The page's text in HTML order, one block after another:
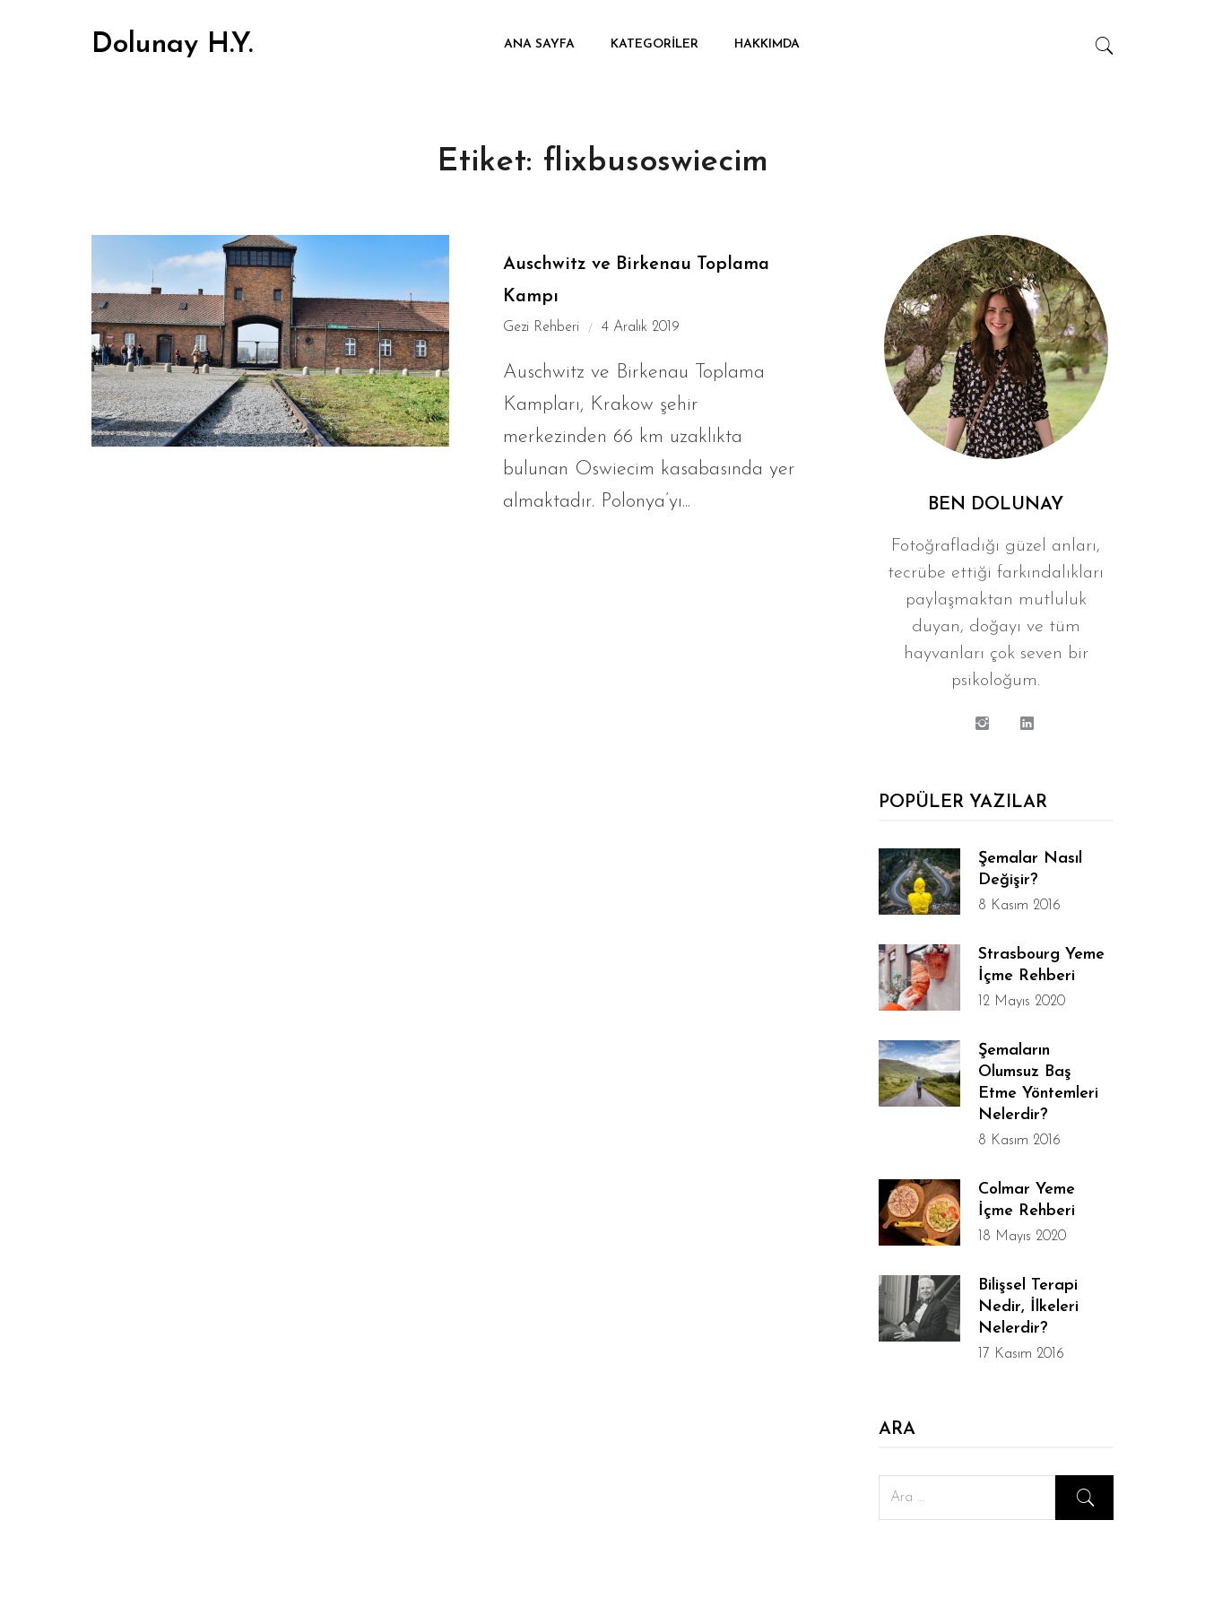
Dolunay H.Y. ANA SAYFA KATEGORILER HAKKIMDA
Etiket: flixbusoswiecim
Auschwitz ve Birkenau Toplama
Kampı
Gezi Rehberi 4 Aralık 2019
Auschwitz ve Birkenau Toplama
Kampları, Krakow şehir
merkezinden 66 km uzaklıkta
bulunan Oswiecim kasabasında yer
almaktadır. Polonya’yı...
BEN DOLUNAY
Fotoğrafladığı güzel anları,
tecrübe ettiği farkındalıkları
paylaşmaktan mutluluk
duyan, doğayı ve tüm
hayvanları çok seven bir
psikoloğum.
POPÜLER YAZILAR
Şemalar Nasıl
Değişir?
8 Kasım 2016
Strasbourg Yeme
İçme Rehberi
12 Mayıs 2020
Şemaların
Olumsuz Baş
Etme Yöntemleri
Nelerdir?
8 Kasım 2016
Colmar Yeme
İçme Rehberi
18 Mayıs 2020
Bilişsel Terapi
Nedir, İlkeleri
Nelerdir?
17 Kasım 2016
ARA